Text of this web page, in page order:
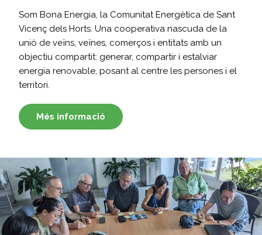
Som Bona Energia, la Comunitat Energètica de Sant
Vicenç dels Horts. Una cooperativa nascuda de la
unió de veïns, veïnes, comerços i entitats amb un
objectiu compartit: generar, compartir i estalviar
energia renovable, posant al centre les persones i el
territori.
Més informació